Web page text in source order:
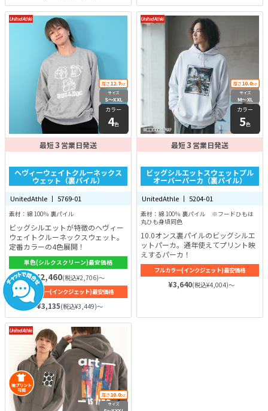
厚さ12.7oz
サイズ
S〜XXL
カラー
4色
最短3 営業日発送
ヘヴィーウェイトクルーネックス
ウェット（裏パイル）
UnitedAthle 丨 5769-01
素材：綿 100％ 裏パイル
ビッグシルエットが特徴のヘヴィー
ウェイトクルーネックスウェット。
定番カラーの4色展開！
単色(シルクスクリーン)最安価格
¥2,460(税込¥2,706)～
フルカラー(インクジェット)最安価格
¥3,135(税込¥3,449)～
厚さ10.0oz
サイズ
M〜XL
カラー
5色
最短3 営業日発送
ビッグシルエットスウェットプル
オーバーパーカ（裏パイル）
UnitedAthle 丨 5204-01
素材：綿 100％ 裏パイル ※フードひもは
丸ひも身頃同色
10.0オンス裏パイルのビッグシルエ
ットパーカ。通年使えてプリント映
えするパーカ！
フルカラー(インクジェット)最安価格
¥3,640(税込¥4,004)～
厚さ10.0oz
サイズ